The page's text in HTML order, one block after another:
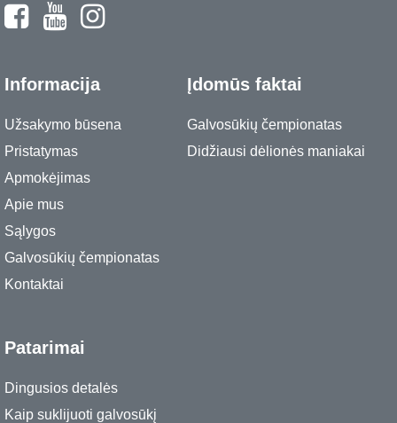
Informacija
Užsakymo būsena
Pristatymas
Apmokėjimas
Apie mus
Sąlygos
Galvosūkių čempionatas
Kontaktai
Įdomūs faktai
Galvosūkių čempionatas
Didžiausi dėlionės maniakai
Patarimai
Dingusios detalės
Kaip suklijuoti galvosūkį